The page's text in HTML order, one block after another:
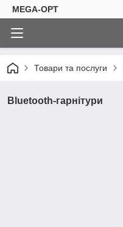
MEGA-OPT
Товари та послуги
Bluetooth-гарнітури